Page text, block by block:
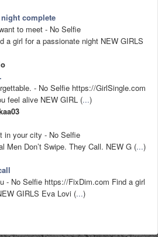
complete
to meet - No Selfie
a girl for a passionate night NEW GIRLS
- No Selfie https://GirlSingle.com
feel alive NEW GIRL (...)
in your city - No Selfie
Men Don’t Swipe. They Call. NEW G (...)
- No Selfie https://FixDim.com Find a girl
GIRLS Eva Lovi (...)